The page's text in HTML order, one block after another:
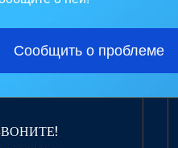
Сообщить о проблеме